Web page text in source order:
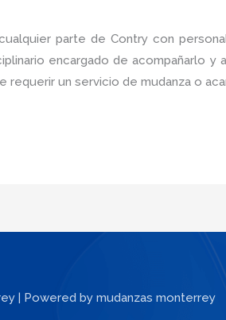
parte de Contry con
encargado de acompañarlo y
un servicio de mudanza o
| Powered by mudanzas monterrey